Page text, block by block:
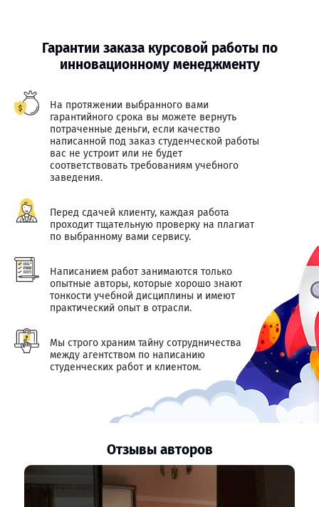
Гарантии заказа курсовой работы по
инновационному менеджменту
На протяжении выбранного вами
гарантийного срока вы можете вернуть
потраченные деньги, если качество
написанной под заказ студенческой работы
вас не устроит или не будет
соответствовать требованиям учебного
заведения.
Перед сдачей клиенту, каждая работа
проходит тщательную проверку на плагиат
по выбранному вами сервису.
Написанием работ занимаются только
опытные авторы, которые хорошо знают
тонкости учебной дисциплины и имеют
практический опыт в отрасли.
Мы строго храним тайну сотрудничества
между агентством по написанию
студенческих работ и клиентом.
Отзывы авторов